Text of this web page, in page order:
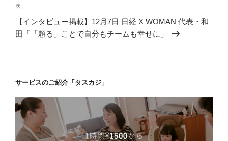
ゲ
ー
シ
次
の
投
次
【インタビュー掲載】12月7日 日経 X WOMAN 代表・和
田「「頼る」ことで自分もチームも幸せに」
サービスのご紹介「タスカジ」